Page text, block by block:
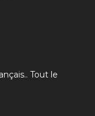
Tout le